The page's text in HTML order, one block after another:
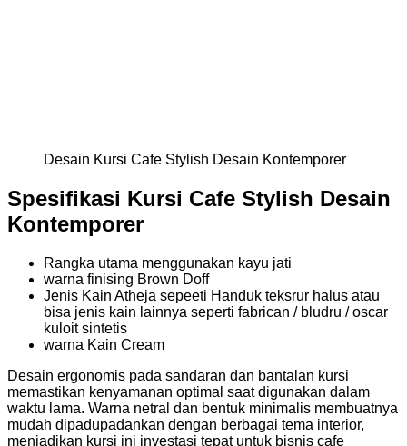
Desain Kursi Cafe Stylish Desain Kontemporer
Spesifikasi Kursi Cafe Stylish Desain
Kontemporer
Rangka utama menggunakan kayu jati
warna finising Brown Doff
Jenis Kain Atheja sepeeti Handuk teksrur halus atau
bisa jenis kain lainnya seperti fabrican / bludru / oscar
kuloit sintetis
warna Kain Cream
Desain ergonomis pada sandaran dan bantalan kursi
memastikan kenyamanan optimal saat digunakan dalam
waktu lama. Warna netral dan bentuk minimalis membuatnya
mudah dipadupadankan dengan berbagai tema interior,
menjadikan kursi ini investasi tepat untuk bisnis cafe